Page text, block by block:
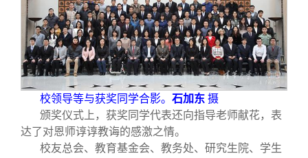
校领导等与获奖同学合影。 石加东 摄
颁奖仪式上，获奖同学代表还向指导老师献花，表
达了对恩师谆谆教诲的感激之情。
校友总会、教育基金会、教务处、研究生院、学生